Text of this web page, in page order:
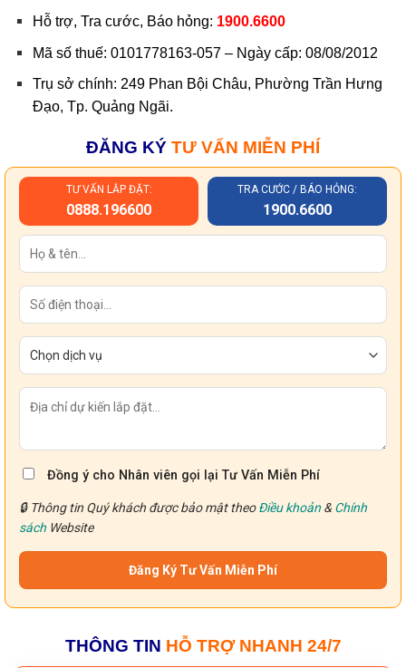
Hỗ trợ, Tra cước, Báo hỏng: 1900.6600
Mã số thuế: 0101778163-057 – Ngày cấp: 08/08/2012
Trụ sở chính: 249 Phan Bội Châu, Phường Trần Hưng
Đạo, Tp. Quảng Ngãi.
ĐĂNG KÝ TƯ VẤN MIỄN PHÍ
TƯ VẤN LẮP ĐẶT:
0888.196600
TRA CƯỚC / BÁO HỎNG:
1900.6600
Đồng ý cho Nhân viên gọi lại Tư Vấn Miễn Phí
🔒 Thông tin Quý khách được bảo mật theoĐiều khoản & Chính
sách Website
THÔNG TIN HỖ TRỢ NHANH 24/7